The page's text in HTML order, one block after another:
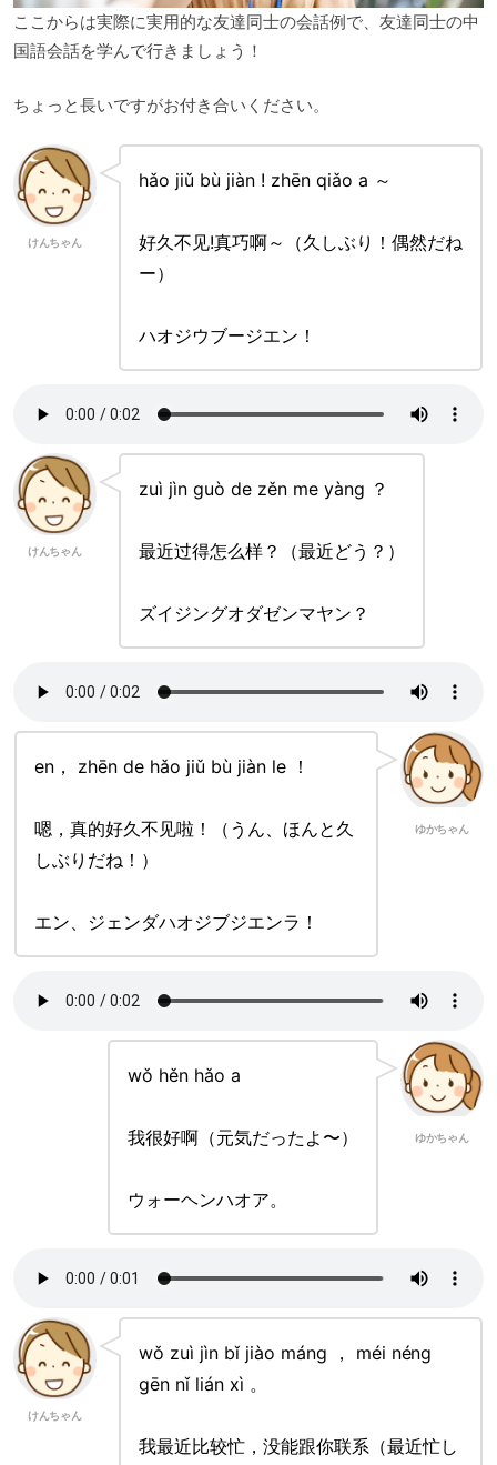
ここからは実際に実用的な友達同士の会話例で、友達同士の中
国語会話を学んで行きましょう！
ちょっと長いですがお付き合いください。
けんちゃん
hǎo jiǔ bù jiàn ! zhēn qiǎo a ～
好久不见!真巧啊～（久しぶり！偶然だね
ー）
ハオジウブージエン！
けんちゃん
zuì jìn guò de zěn me yàng ？
最近过得怎么样？（最近どう？）
ズイジングオダゼンマヤン？
ゆかちゃん
en， zhēn de hǎo jiǔ bù jiàn le ！
嗯，真的好久不见啦！（うん、ほんと久
しぶりだね！）
エン、ジェンダハオジブジエンラ！
ゆかちゃん
wǒ hěn hǎo a
我很好啊（元気だったよ〜）
ウォーヘンハオア。
けんちゃん
wǒ zuì jìn bǐ jiào máng ， méi néng
gēn nǐ lián xì 。
我最近比较忙，没能跟你联系（最近忙し